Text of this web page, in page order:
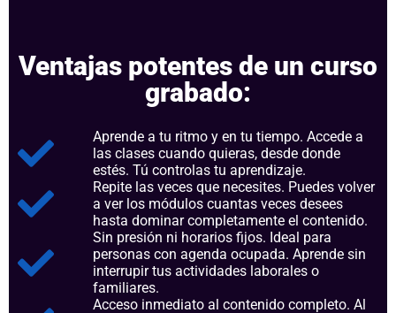
Ventajas potentes de un curso
grabado:
Aprende a tu ritmo y en tu tiempo. Accede a
las clases cuando quieras, desde donde
estés. Tú controlas tu aprendizaje.
Repite las veces que necesites. Puedes volver
a ver los módulos cuantas veces desees
hasta dominar completamente el contenido.
Sin presión ni horarios fijos. Ideal para
personas con agenda ocupada. Aprende sin
interrupir tus actividades laborales o
familiares.
Acceso inmediato al contenido completo. Al